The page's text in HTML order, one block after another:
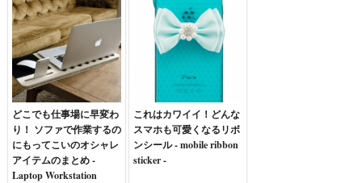
どこでも仕事場に早変わ
り！ ソファで作業するの
にもってこいのオシャレ
アイテムのまとめ -
Laptop Workstation
これはカワイイ！どんな
スマホも可愛くなるリボ
ンシール - mobile ribbon
sticker -